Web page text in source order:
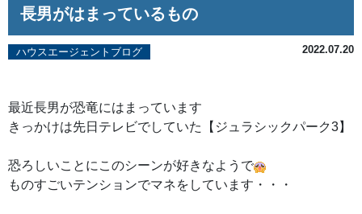
長男がはまっているもの
ハウスエージェントブログ 2022.07.20
最近長男が恐竜にはまっています
きっかけは先日テレビでしていた【ジュラシックパーク3】
恐ろしいことにこのシーンが好きなようで
ものすごいテンションでマネをしています・・・